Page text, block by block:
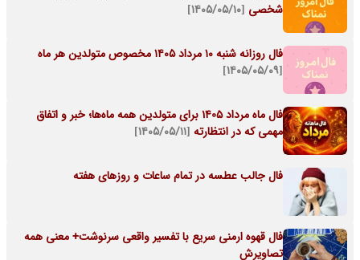
شخصی [۱۴۰۵/۰۵/۱۰]
فال روزانه شنبه ۱۰ مرداد ۱۴۰۵ مخصوص متولدین هر ماه
[۱۴۰۵/۰۵/۰۹]
فال ماه مرداد 1405 برای متولدین همه ماه‌ها؛ خبر و اتفاق
مهمی که در انتظارته [۱۴۰۵/۰۵/۱۱]
فال جالب عطسه در تمام ساعات و روزهای هفته
فال قهوه ارمنی سریع با تفسیر واقعی سرنوشت+ معنی همه
تصاویرش